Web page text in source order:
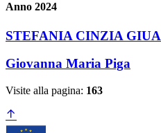
Anno 2024
STEFANIA CINZIA GIUA
Giovanna Maria Piga
Visite alla pagina: 163